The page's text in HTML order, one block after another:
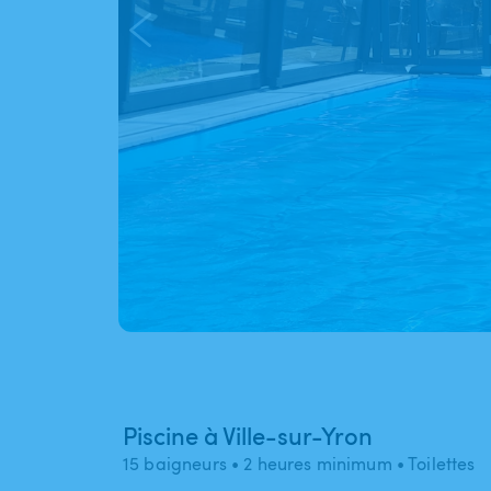
Piscine à Ville-sur-Yron
15 baigneurs • 2 heures minimum • Toilettes